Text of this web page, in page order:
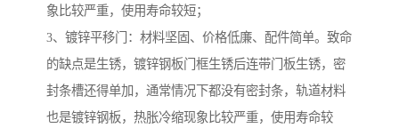
象比较严重，使用寿命较短；
3、镀锌平移门：材料坚固、价格低廉、配件简单。致命
的缺点是生锈，镀锌钢板门框生锈后连带门板生锈，密
封条槽还得单加，通常情况下都没有密封条，轨道材料
也是镀锌钢板，热胀冷缩现象比较严重，使用寿命较